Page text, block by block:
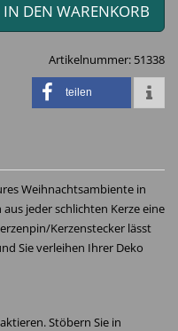
IN DEN WARENKORB
Artikelnummer: 51338
teilen
Weihnachtsambiente in
jeder schlichten Kerze eine
Kerzenstecker lässt
Sie verleihen Ihrer Deko
Stöbern Sie in